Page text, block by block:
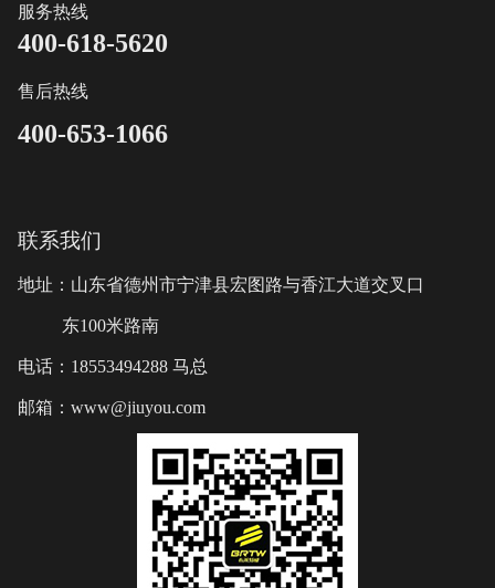
服务热线
400-618-5620
售后热线
400-653-1066
联系我们
地址：山东省德州市宁津县宏图路与香江大道交叉口
东100米路南
电话：18553494288 马总
邮箱：www@jiuyou.com